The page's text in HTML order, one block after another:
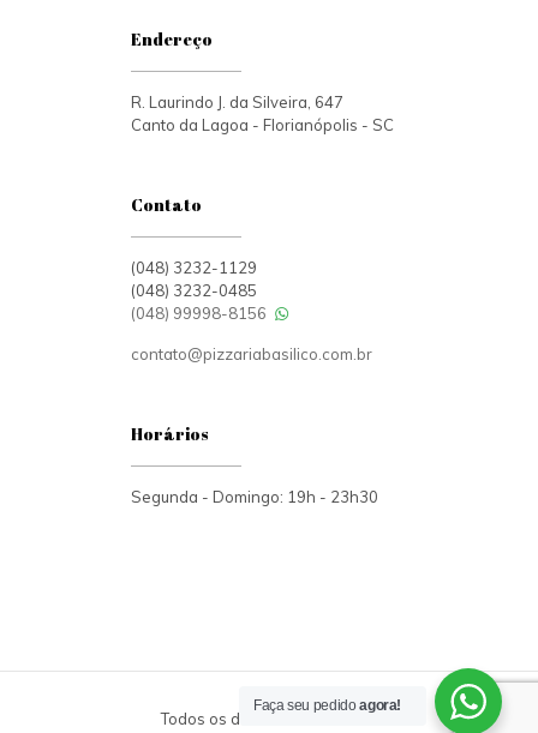
Endereço
R. Laurindo J. da Silveira, 647
Canto da Lagoa - Florianópolis - SC
Contato
(048) 3232-1129
(048) 3232-0485
(048) 99998-8156
contato@pizzariabasilico.com.br
Horários
Segunda - Domingo: 19h - 23h30
Todos os direitos reservados.
Faça seu pedidoagora!